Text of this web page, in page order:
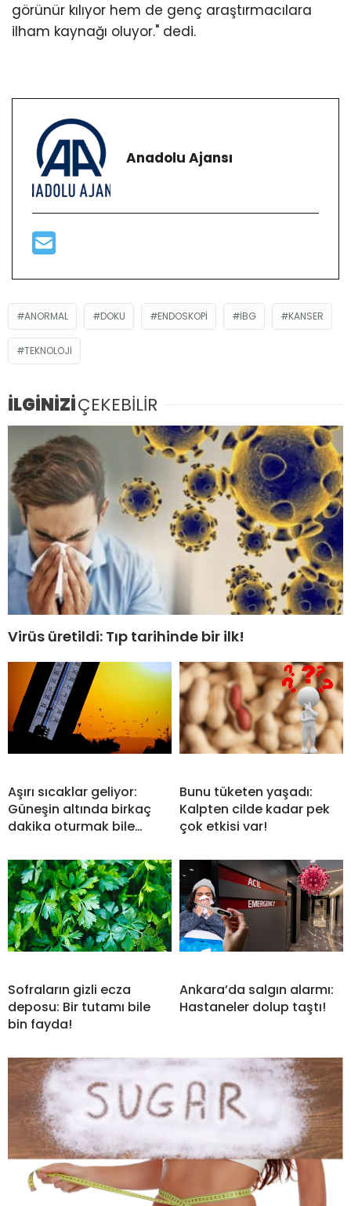
görünür kılıyor hem de genç araştırmacılara
ilham kaynağı oluyor." dedi.
Anadolu Ajansı
ANORMAL DOKU ENDOSKOPI İBG KANSER
TEKNOLOJI
İLGİNİZİÇEKEBİLİR
Virüs üretildi: Tıp tarihinde bir ilk!
Aşırı sıcaklar geliyor:
Güneşin altında birkaç
dakika oturmak bile…
Bunu tüketen yaşadı:
Kalpten cilde kadar pek
çok etkisi var!
Sofraların gizli ecza
deposu: Bir tutamı bile
bin fayda!
Ankara’da salgın alarmı:
Hastaneler dolup taştı!